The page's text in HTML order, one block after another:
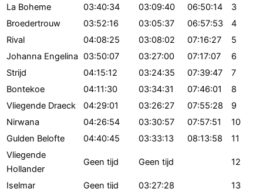
La Boheme
03:40:34 03:09:40 06:50:14
3
Broedertrouw
03:52:16 03:05:37 06:57:53
4
Rival
04:08:25 03:08:02 07:16:27
5
Johanna Engelina 03:50:07 03:27:00 07:17:07
6
Strijd
04:15:12 03:24:35 07:39:47
7
Bontekoe
04:11:30 03:34:31 07:46:01
8
Vliegende Draeck
04:29:01 03:26:27 07:55:28
9
Nirwana
04:26:54 03:30:57 07:57:51
10
Gulden Belofte
04:40:45 03:33:13 08:13:58
11
Vliegende
Hollander
Geen tijd Geen tijd 12
Iselmar Geen tijd 03:27:28 13